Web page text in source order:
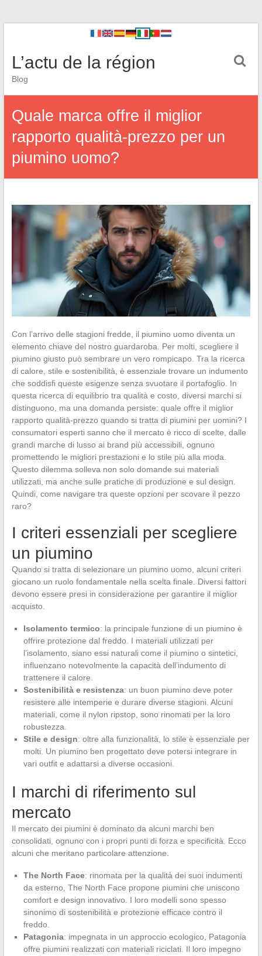
L’actu de la région
Blog
Quale marca offre il miglior
rapporto qualità-prezzo per un
piumino uomo?
Con l’arrivo delle stagioni fredde, il piumino uomo diventa un
elemento chiave del nostro guardaroba. Per molti, scegliere il
piumino giusto può sembrare un vero rompicapo. Tra la ricerca
di calore, stile e sostenibilità, è essenziale trovare un indumento
che soddisfi queste esigenze senza svuotare il portafoglio. In
questa ricerca di equilibrio tra qualità e costo, diversi marchi si
distinguono, ma una domanda persiste: quale offre il miglior
rapporto qualità-prezzo quando si tratta di piumini per uomini? I
consumatori esperti sanno che il mercato è ricco di scelte, dalle
grandi marche di lusso ai brand più accessibili, ognuno
promettendo le migliori prestazioni e lo stile più alla moda.
Questo dilemma solleva non solo domande sui materiali
utilizzati, ma anche sulle pratiche di produzione e sul design.
Quindi, come navigare tra queste opzioni per scovare il pezzo
raro?
I criteri essenziali per scegliere
un piumino
Quando si tratta di selezionare un piumino uomo, alcuni criteri
giocano un ruolo fondamentale nella scelta finale. Diversi fattori
devono essere presi in considerazione per garantire il miglior
acquisto.
Isolamento termico: la principale funzione di un piumino è
offrire protezione dal freddo. I materiali utilizzati per
l’isolamento, siano essi naturali come il piumino o sintetici,
influenzano notevolmente la capacità dell’indumento di
trattenere il calore.
Sostenibilità e resistenza: un buon piumino deve poter
resistere alle intemperie e durare diverse stagioni. Alcuni
materiali, come il nylon ripstop, sono rinomati per la loro
robustezza.
Stile e design: oltre alla funzionalità, lo stile è essenziale per
molti. Un piumino ben progettato deve potersi integrare in
vari outfit e adattarsi a diverse occasioni.
I marchi di riferimento sul
mercato
Il mercato dei piumini è dominato da alcuni marchi ben
consolidati, ognuno con i propri punti di forza e specificità. Ecco
alcuni che meritano particolare attenzione.
The North Face: rinomata per la qualità dei suoi indumenti
da esterno, The North Face propone piumini che uniscono
comfort e design innovativo. I loro modelli sono spesso
sinonimo di sostenibilità e protezione efficace contro il
freddo.
Patagonia: impegnata in un approccio ecologico, Patagonia
offre piumini realizzati con materiali riciclati. Il loro impegno